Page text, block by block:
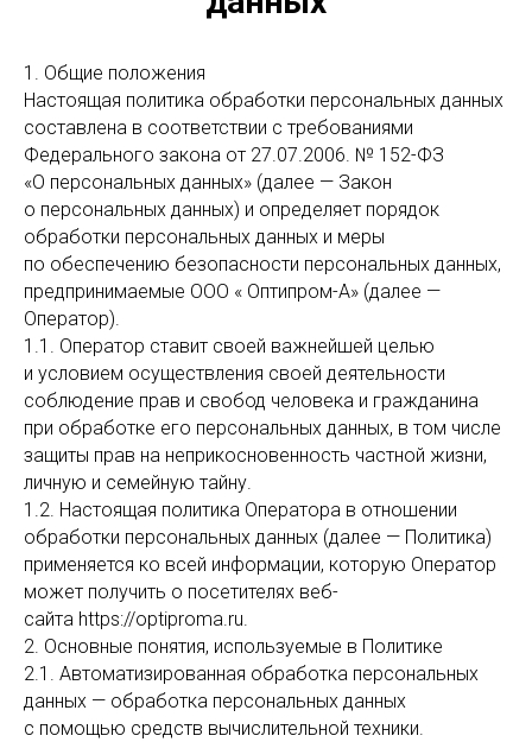
1. Общие положения
Настоящая политика обработки персональных данных
составлена в соответствии с требованиями
Федерального закона от 27.07.2006. № 152-ФЗ
«О персональных данных» (далее — Закон
о персональных данных) и определяет порядок
обработки персональных данных и меры
по обеспечению безопасности персональных данных,
предпринимаемые ООО « Оптипром-А» (далее —
Оператор).
1.1. Оператор ставит своей важнейшей целью
и условием осуществления своей деятельности
соблюдение прав и свобод человека и гражданина
при обработке его персональных данных, в том числе
защиты прав на неприкосновенность частной жизни,
личную и семейную тайну.
1.2. Настоящая политика Оператора в отношении
обработки персональных данных (далее — Политика)
применяется ко всей информации, которую Оператор
может получить о посетителях веб-
сайта https://optiproma.ru.
2. Основные понятия, используемые в Политике
2.1. Автоматизированная обработка персональных
данных — обработка персональных данных
с помощью средств вычислительной техники.